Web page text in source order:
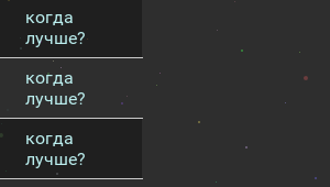
когда
лучше?
когда
лучше?
когда
лучше?